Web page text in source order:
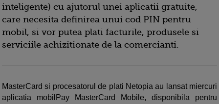
inteligente) cu ajutorul unei aplicatii gratuite,
care necesita definirea unui cod PIN pentru
mobil, si vor putea plati facturile, produsele si
serviciile achizitionate de la comercianti.
MasterCard si procesatorul de plati Netopia au lansat miercuri
aplicatia mobilPay MasterCard Mobile, disponibila pentru